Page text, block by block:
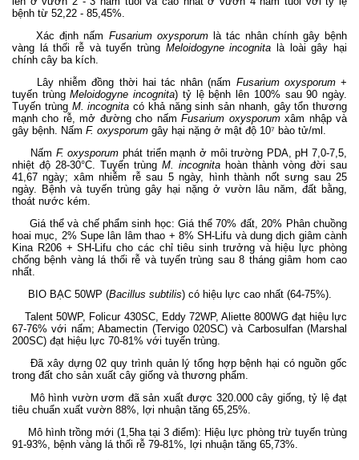
bệnh từ 52,22 - 85,45%.
Xác định nấm Fusarium oxysporumlà tác nhân chính gây bệnh
vàng lá thối rễ và tuyến trùng Meloidogyne incognita là loài gây hại
chính cây ba kích.
Lây nhiễm đồng thời hai tác nhân (nấm Fusarium oxysporum+
tuyến trùngMeloidogyne incognita) tỷ lệ bệnh lên 100% sau 90 ngày.
Tuyến trùng M. incognita có khả năng sinh sản nhanh, gây tổn thương
mạnh cho rễ, mở đường cho nấmFusarium oxysporumxâm nhập và
gây bệnh. Nấm F. oxysporum gây hại nặng ở mật độ 10⁷ bào tử/ml.
Nấm F. oxysporum phát triển mạnh ở môi trường PDA, pH 7,0-7,5,
nhiệt độ 28-30°C. Tuyến trùng M. incognita hoàn thành vòng đời sau
41,67 ngày; xâm nhiễm rễ sau 5 ngày, hình thành nốt sưng sau 25
ngày. Bệnh và tuyến trùng gây hại nặng ở vườn lâu năm, đất bằng,
thoát nước kém.
Giá thể và chế phẩm sinh học: Giá thể 70% đất, 20% Phân chuồng
hoai mục, 2% Supe lân lâm thao + 8% SH-Lifu và dung dịch giâm cành
Kina R206 + SH-Lifu cho các chỉ tiêu sinh trưởng và hiệu lực phòng
chống bệnh vàng lá thối rễ và tuyến trùng sau 8 tháng giâm hom cao
nhất.
BIO BẠC 50WP (Bacillus subtilis) có hiệu lực cao nhất (64-75%).
Talent 50WP, Folicur 430SC, Eddy 72WP, Aliette 800WG đạt hiệu lực
67-76% với nấm; Abamectin (Tervigo 020SC) và Carbosulfan (Marshal
200SC) đạt hiệu lực 70-81% với tuyến trùng.
Đã xây dựng 02 quy trình quản lý tổng hợp bệnh hại có nguồn gốc
trong đất cho sản xuất cây giống và thương phẩm.
Mô hình vườn ươm đã sản xuất được 320.000 cây giống, tỷ lệ đạt
tiêu chuẩn xuất vườn 88%, lợi nhuận tăng 65,25%.
Mô hình trồng mới (1,5ha tại 3 điểm): Hiệu lực phòng trừ tuyến trùng
91-93%, bệnh vàng lá thối rễ 79-81%, lợi nhuận tăng 65,73%.